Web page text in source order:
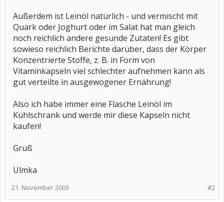
Außerdem ist Leinöl natürlich - und vermischt mit
Quark oder Joghurt oder im Salat hat man gleich
noch reichlich andere gesunde Zutaten! Es gibt
sowieso reichlich Berichte darüber, dass der Körper
Konzentrierte Stoffe, z. B. in Form von
Vitaminkapseln viel schlechter aufnehmen kann als
gut verteilte in ausgewogener Ernährung!
Also ich habe immer eine Flasche Leinöl im
Kühlschrank und werde mir diese Kapseln nicht
kaufen!
Gruß
Ulmka
#2
21. November 2003